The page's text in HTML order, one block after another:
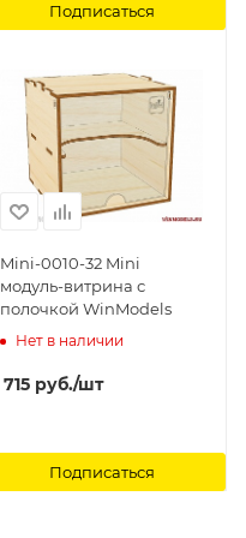
Подписаться
Mini-0010-32 Mini
модуль-витрина с
полочкой WinModels
Нет в наличии
715 руб./шт
Подписаться